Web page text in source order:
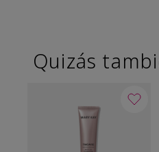
Quizás